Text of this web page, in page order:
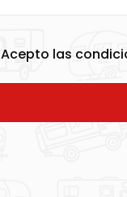
Acepto las